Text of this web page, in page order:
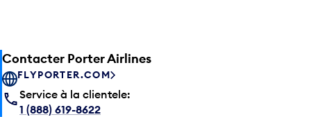
Contacter Porter Airlines
FLYPORTER.COM
Service à la clientele:
1 (888) 619-8622